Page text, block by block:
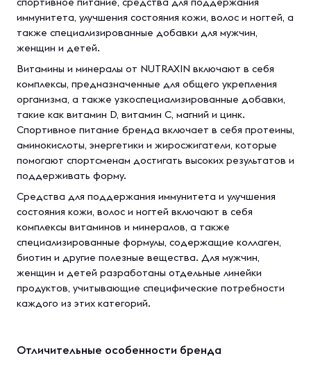
иммунитета, улучшения состояния кожи, волос и ногтей, а
также специализированные добавки для мужчин,
женщин и детей.
Витамины и минералы от NUTRAXIN включают в себя
комплексы, предназначенные для общего укрепления
организма, а также узкоспециализированные добавки,
такие как витамин D, витамин C, магний и цинк.
Спортивное питание бренда включает в себя протеины,
аминокислоты, энергетики и жиросжигатели, которые
помогают спортсменам достигать высоких результатов и
поддерживать форму.
Средства для поддержания иммунитета и улучшения
состояния кожи, волос и ногтей включают в себя
комплексы витаминов и минералов, а также
специализированные формулы, содержащие коллаген,
биотин и другие полезные вещества. Для мужчин,
женщин и детей разработаны отдельные линейки
продуктов, учитывающие специфические потребности
каждого из этих категорий.
Отличительные особенности бренда